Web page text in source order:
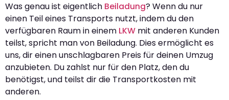
Was genau ist eigentlich Beiladung? Wenn du nur
einen Teil eines Transports nutzt, indem du den
verfügbaren Raum in einem LKW mit anderen Kunden
teilst, spricht man von Beiladung. Dies ermöglicht es
uns, dir einen unschlagbaren Preis für deinen Umzug
anzubieten. Du zahlst nur für den Platz, den du
benötigst, und teilst dir die Transportkosten mit
anderen.